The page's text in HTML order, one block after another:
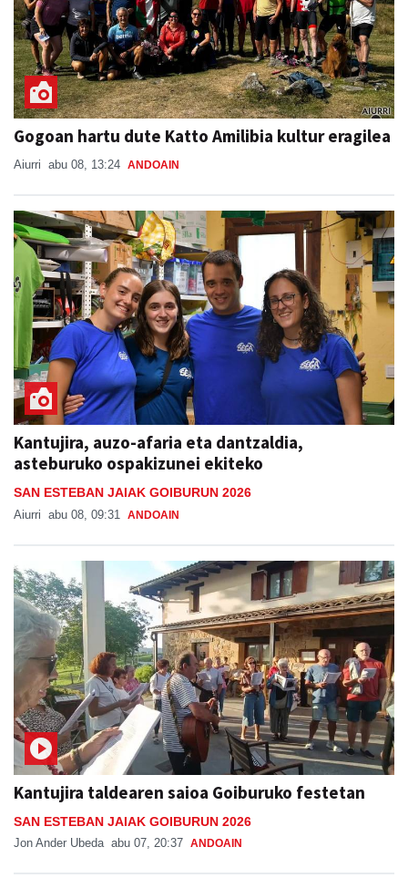
Gogoan hartu dute Katto Amilibia kultur eragilea
Aiurri abu 08, 13:24 ANDOAIN
Kantujira, auzo-afaria eta dantzaldia,
asteburuko ospakizunei ekiteko
SAN ESTEBAN JAIAK GOIBURUN 2026
Aiurri abu 08, 09:31 ANDOAIN
Kantujira taldearen saioa Goiburuko festetan
SAN ESTEBAN JAIAK GOIBURUN 2026
Jon Ander Ubeda abu 07, 20:37 ANDOAIN